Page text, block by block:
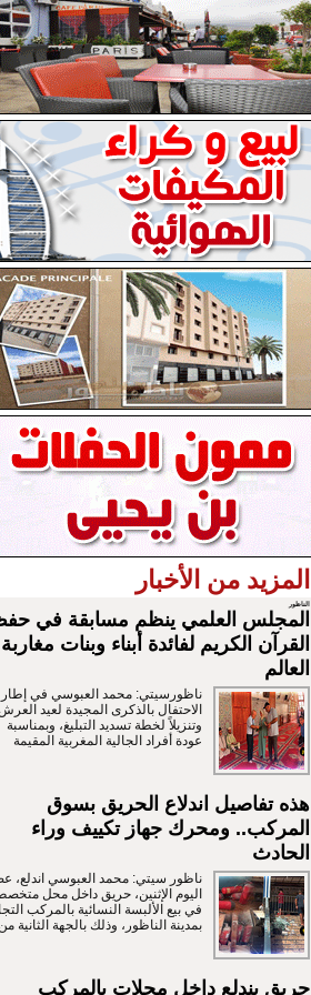
المزيد من الأخبار
الناظور
المجلس العلمي ينظم مسابقة في
القرآن الكريم لفائدة أبناء وبنات مغاربة
العالم
ناظورسيتي: محمد العبوسي في إطار
الاحتفال بالذكرى المجيدة لعيد
وتنزيلاً لخطة تسديد التبليغ، وبمناسبة
عودة أفراد الجالية المغربية المقيمة
هذه تفاصيل اندلاع الحريق بسوق
المركب.. ومحرك جهاز تكييف وراء
الحادث
ناظور سيتي: محمد العبوسي اندلع،
اليوم الإثنين، حريق داخل محل
في بيع الألبسة النسائية بالمركب
بمدينة الناظور، وذلك بالجهة الثانية
حريق يندلع داخل محلات بالمركب